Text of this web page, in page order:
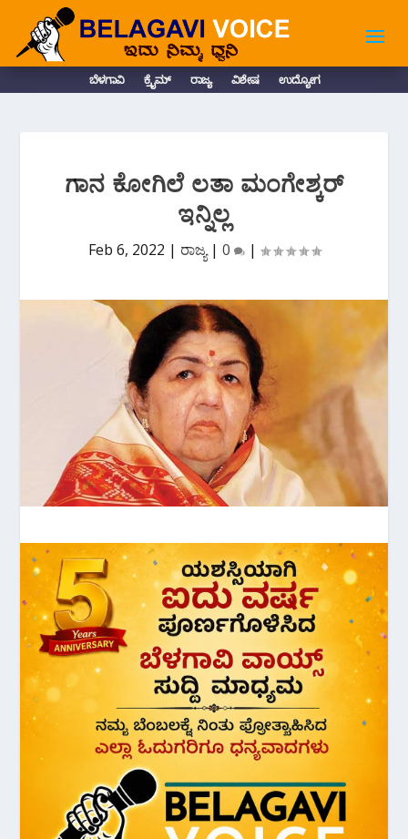
ಬೆಳಗಾವಿ ಕ್ರೈಮ್ ರಾಜ್ಯ ವಿಶೇಷ ಉದ್ಯೋಗ
ಗಾನ ಕೋಗಿಲೆ ಲತಾ ಮಂಗೇಶ್ಕರ್
ಇನ್ನಿಲ್ಲ
Feb 6, 2022 | ರಾಜ್ಯ| 0 |